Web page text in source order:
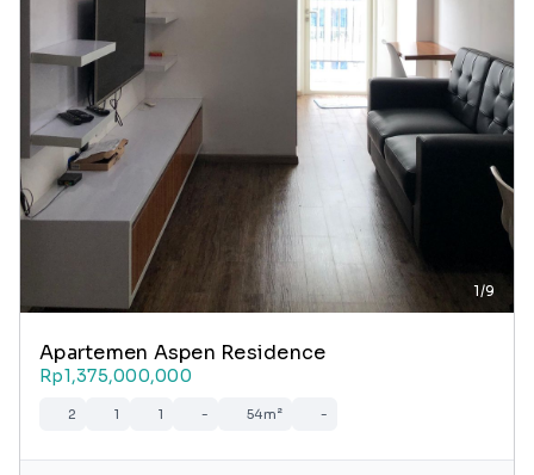
1/9
Apartemen Aspen Residence
Rp1,375,000,000
2 1 1 - 54m² -